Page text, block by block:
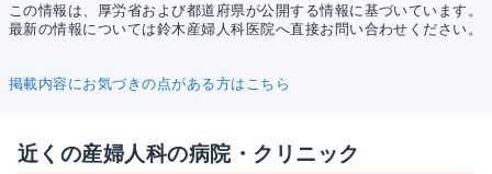
この情報は、厚労省および都道府県が公開する情報に基づいています。
最新の情報については鈴木産婦人科医院へ直接お問い合わせください。
掲載内容にお気づきの点がある方はこちら
近くの産婦人科の病院・クリニック